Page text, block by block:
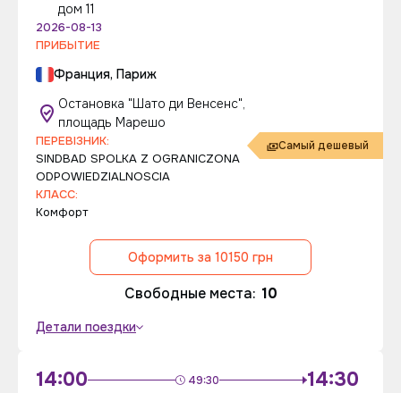
дом 11
2026-08-13
ПРИБЫТИЕ
Франция, Париж
Остановка "Шато ди Венсенс",
площадь Марешо
Самый дешевый
ПЕРЕВІЗНИК:
SINDBAD SPOLKA Z OGRANICZONA
ODPOWIEDZIALNOSCIA
КЛАСС:
Комфорт
Оформить за 10150 грн
Свободные места: 10
Детали поездки
14:00 49:30 14:30